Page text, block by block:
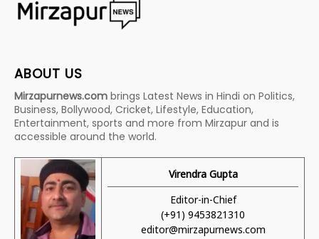
ABOUT US
Mirzapurnews.com brings Latest News in Hindi on Politics,
Business, Bollywood, Cricket, Lifestyle, Education,
Entertainment, sports and more from Mirzapur and is
accessible around the world.
Virendra Gupta
Editor-in-Chief
(+91) 9453821310
editor@mirzapurnews.com